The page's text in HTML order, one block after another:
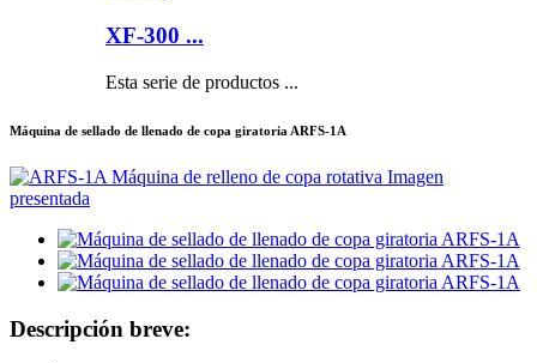
XF-300 ...
Esta serie de productos ...
Máquina de sellado de llenado de copa giratoria ARFS-1A
Descripción breve: